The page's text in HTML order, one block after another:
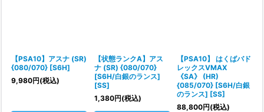
【PSA10】アスナ (SR)
{080/070} [S6H]
9,980円(税込)
【状態ランクA】アス
ナ (SR) {080/070}
[S6H/白銀のランス]
[SS]
1,380円(税込)
【PSA10】 はくばバド
レックスVMAX
《SA》 (HR)
{085/070} [S6H/白銀
のランス] [SS]
88,800円(税込)